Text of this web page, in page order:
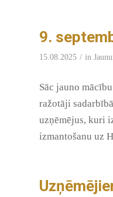
9.
15.08.2025 / in
Sāc jauno
ražotāji
uzņēmējus, kuri
izmantošanu uz